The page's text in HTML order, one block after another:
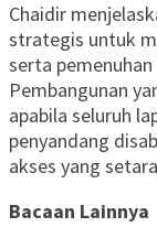
Chaidir
strategis untuk
serta
Pembangunan
apabila seluruh
penyandang
akses yang
Bacaan Lainnya